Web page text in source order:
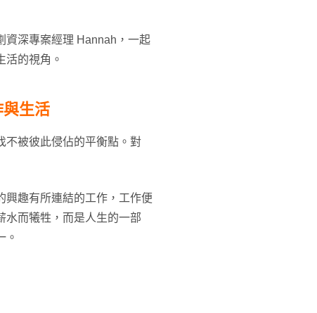
資深專案經理 Hannah，一起
活的視角。
生活
不被彼此侵佔的平衡點。對
興趣有所連結的工作，工作便
水而犧牲，而是人生的一部
。